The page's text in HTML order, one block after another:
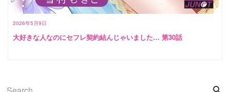
2026年5月9日
大好きな人なのにセフレ契約結んじゃいました… 第30話